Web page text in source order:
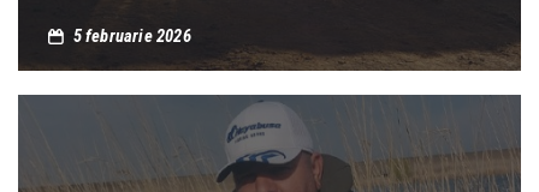
5 februarie 2026